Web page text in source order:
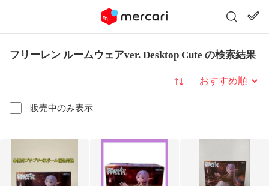
フリーレン ルームウェアver. Desktop Cute の検索結果
販売中のみ表示
並び替え